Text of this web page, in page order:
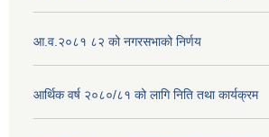
आ.व.२०८१ ८२ को नगरसभाको निर्णय
आर्थिक वर्ष २०८०/८१ को लागि निति तथा कार्यक्रम